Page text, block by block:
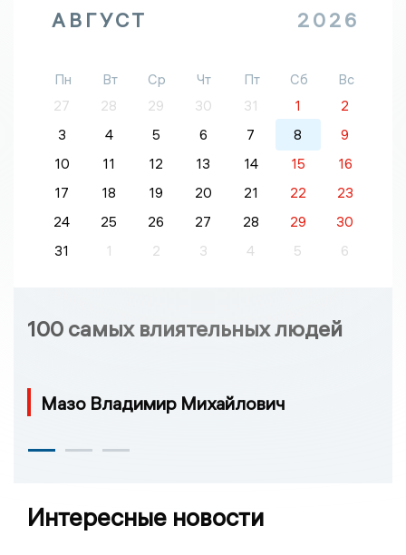
АВГУСТ 2026
Пн Вт Ср Чт Пт Сб
Вс
27
28 29 30 31 1
2
3
4 5 6 7 8
9
10
11 12 13 14 15
16
17
18 19 20 21 22
23
24
25 26 27 28 29
30
31
1 2 3 4 5 6
100 самых влиятельных людей
Мазо Владимир Михайлович
Интересные новости